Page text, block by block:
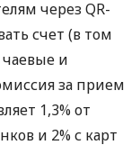
через QR-
счет (в том
чаевые и
за прием
1,3% от
и 2% с карт